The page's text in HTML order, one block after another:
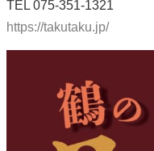
TEL 075-351-1321
https://takutaku.jp/